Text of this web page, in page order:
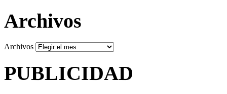
Archivos
Archivos
PUBLICIDAD